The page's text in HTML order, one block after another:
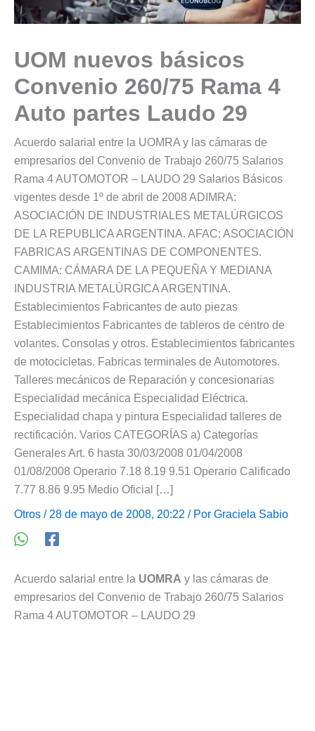
UOM nuevos básicos
Convenio 260/75 Rama 4
Auto partes Laudo 29
Acuerdo salarial entre la UOMRA y las cámaras de
empresarios del Convenio de Trabajo 260/75 Salarios
Rama 4 AUTOMOTOR – LAUDO 29 Salarios Básicos
vigentes desde 1º de abril de 2008 ADIMRA:
ASOCIACIÓN DE INDUSTRIALES METALÚRGICOS
DE LA REPUBLICA ARGENTINA. AFAC: ASOCIACIÓN
FABRICAS ARGENTINAS DE COMPONENTES.
CAMIMA: CÁMARA DE LA PEQUEÑA Y MEDIANA
INDUSTRIA METALÚRGICA ARGENTINA.
Establecimientos Fabricantes de auto piezas
Establecimientos Fabricantes de tableros de centro de
volantes. Consolas y otros. Establecimientos fabricantes
de motocicletas. Fabricas terminales de Automotores.
Talleres mecánicos de Reparación y concesionarias
Especialidad mecánica Especialidad Eléctrica.
Especialidad chapa y pintura Especialidad talleres de
rectificación. Varios CATEGORÍAS a) Categorías
Generales Art. 6 hasta 30/03/2008 01/04/2008
01/08/2008 Operario 7.18 8.19 9.51 Operario Calificado
7.77 8.86 9.95 Medio Oficial […]
Otros / 28 de mayo de 2008, 20:22 / Por Graciela Sabio
Acuerdo salarial entre la UOMRA y las cámaras de
empresarios del Convenio de Trabajo 260/75 Salarios
Rama 4 AUTOMOTOR – LAUDO 29